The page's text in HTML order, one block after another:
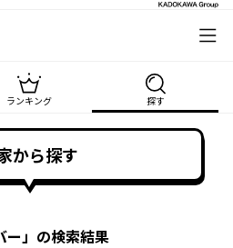
ランキング 探す
から探す
ー」の検索結果